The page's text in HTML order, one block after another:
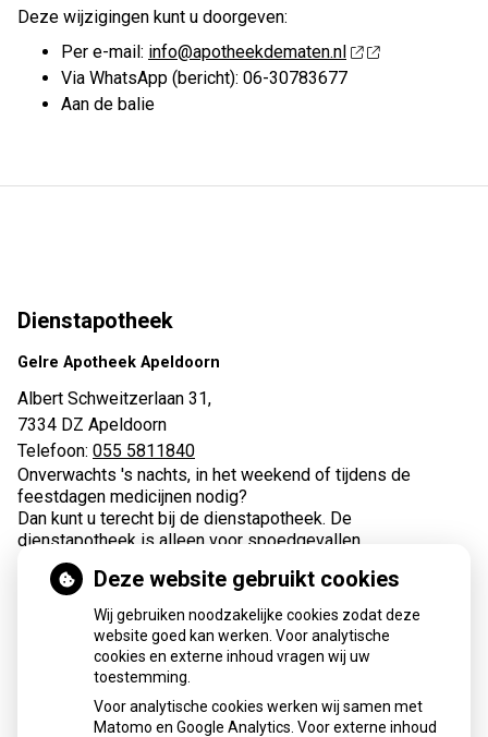
Deze wijzigingen kunt u doorgeven:
Per e-mail: info@apotheekdematen.nl
Via WhatsApp (bericht): 06-30783677
Aan de balie
Dienstapotheek
Gelre Apotheek Apeldoorn
Albert Schweitzerlaan 31,
7334 DZ Apeldoorn
Telefoon: 055 5811840
Onverwachts 's nachts, in het weekend of tijdens de
feestdagen medicijnen nodig?
Dan kunt u terecht bij de dienstapotheek. De
dienstapotheek is alleen voor spoedgevallen.
Apotheek de Maten
Deze website gebruikt cookies
Wij gebruiken noodzakelijke cookies zodat deze
website goed kan werken. Voor analytische
cookies en externe inhoud vragen wij uw
toestemming.
Voor analytische cookies werken wij samen met
Matomo en Google Analytics. Voor externe inhoud